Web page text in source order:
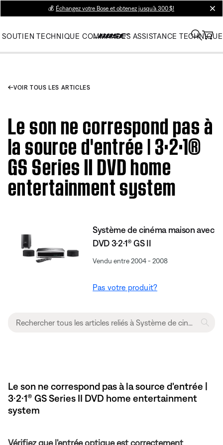
💰 Échangez votre Bose et obtenez jusqu’à 300 $!
SOUTIEN TECHNIQUE COMMANDES ASSISTANCE TECHNIQUE
VOIR TOUS LES ARTICLES
Le son ne correspond pas à
la source d'entrée | 3·2·1®
GS Series II DVD home
entertainment system
Système de cinéma maison avec
DVD 3·2·1® GS II
Vendu entre 2004 - 2008
Pas votre produit?
Le son ne correspond pas à la source d'entrée |
3·2·1® GS Series II DVD home entertainment
system
Vérifiez que l'entrée optique est correctement